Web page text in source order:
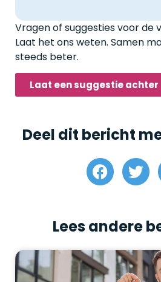
Vragen of suggesties voor de
Laat het ons weten. Samen
steeds beter.
Laat een suggestie achter
Deel dit bericht
Lees andere